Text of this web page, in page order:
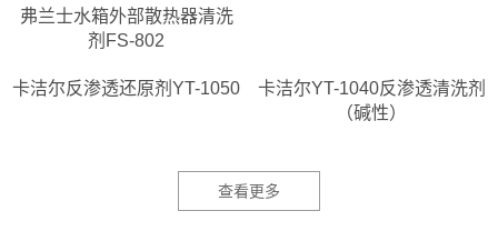
弗兰士水箱外部散热器清洗
剂FS-802
卡洁尔反渗透还原剂YT-1050
卡洁尔YT-1040反渗透清洗剂
（碱性）
查看更多